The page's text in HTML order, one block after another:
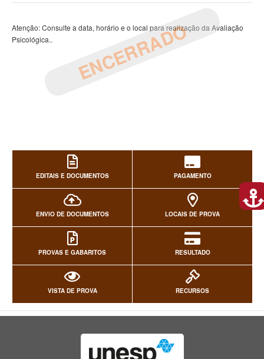
ENCERRADO
Atenção: Consulte a data, horário e o local para realização da Avaliação
Psicológica..
EDITAIS E DOCUMENTOS PAGAMENTO
ENVIO DE DOCUMENTOS LOCAIS DE PROVA
PROVAS E GABARITOS RESULTADO
VISTA DE PROVA RECURSOS